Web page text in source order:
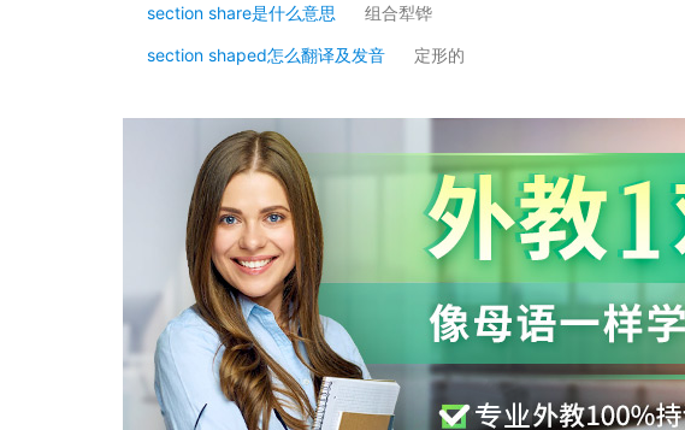
section share是什么意思 组合犁铧
section shaped怎么翻译及发音 定形的